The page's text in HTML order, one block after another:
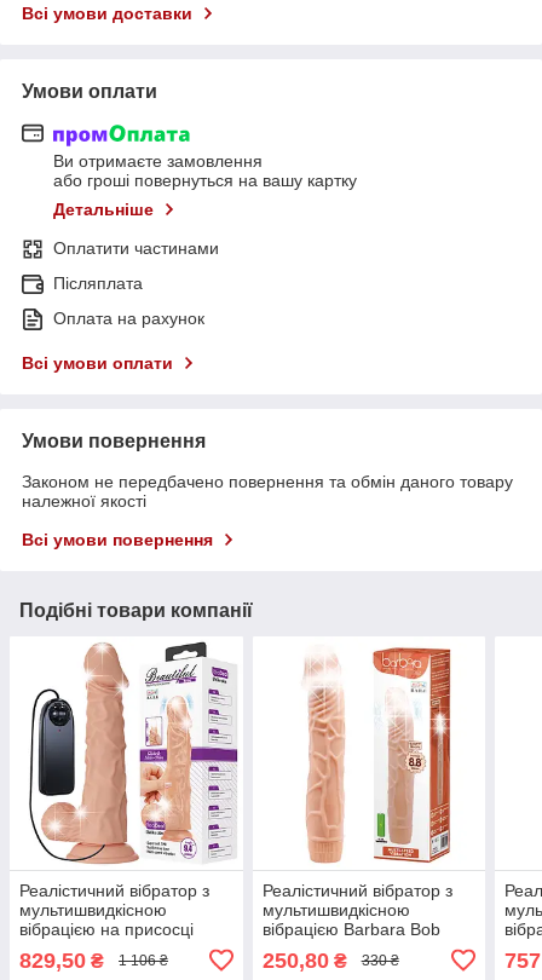
Всі умови доставки
Умови оплати
Ви отримаєте замовлення
або гроші повернуться на вашу картку
Детальніше
Оплатити частинами
Післяплата
Оплата на рахунок
Всі умови оплати
Умови повернення
Законом не передбачено повернення та обмін даного товару
належної якості
Всі умови повернення
Подібні товари компанії
Реалістичний вібратор з
мультишвидкісною
вібрацією на присосці
Beautiful Encounter Buraq
Vibrator Flesh
829,50 ₴ 1 106 ₴
Реалістичний вібратор з
мультишвидкісною
вібрацією Barbara Bob
250,80₴ 330 ₴